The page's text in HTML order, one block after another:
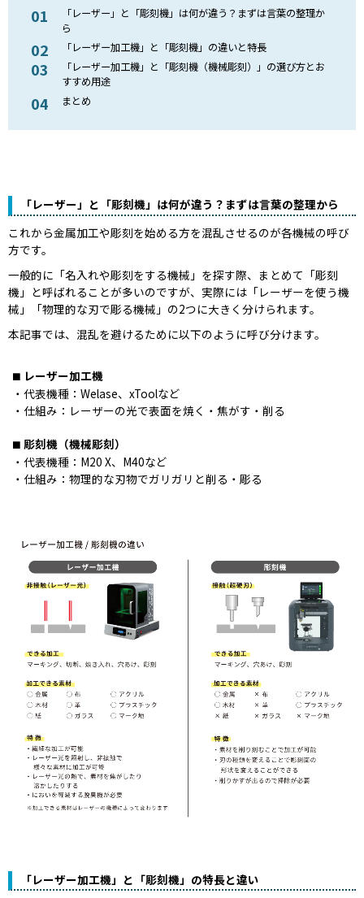
「レーザー」と「彫刻機」は何が違う？まずは言葉の整理か
ら
「レーザー加工機」と「彫刻機」の違いと特長
「レーザー加工機」と「彫刻機（機械彫刻）」の選び方とお
すすめ用途
まとめ
「レーザー」と「彫刻機」は何が違う？まずは言葉の整理から
これから金属加工や彫刻を始める方を混乱させるのが各機械の呼び
方です。
一般的に「名入れや彫刻をする機械」を探す際、まとめて「彫刻
機」と呼ばれることが多いのですが、実際には「レーザーを使う機
械」「物理的な刃で彫る機械」の2つに大きく分けられます。
本記事では、混乱を避けるために以下のように呼び分けます。
レーザー加工機
代表機種：Welase、xToolなど
仕組み：レーザーの光で表面を焼く・焦がす・削る
彫刻機（機械彫刻）
代表機種：M20 X、M40など
仕組み：物理的な刃物でガリガリと削る・彫る
「レーザー加工機」と「彫刻機」の特長と違い